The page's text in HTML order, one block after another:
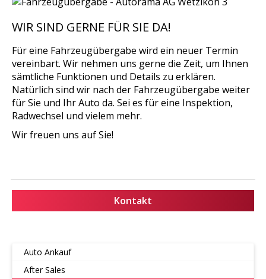
WIR SIND GERNE FÜR SIE DA!
Für eine Fahrzeugübergabe wird ein neuer Termin
vereinbart. Wir nehmen uns gerne die Zeit, um Ihnen
sämtliche Funktionen und Details zu erklären.
Natürlich sind wir nach der Fahrzeugübergabe weiter
für Sie und Ihr Auto da. Sei es für eine Inspektion,
Radwechsel und vielem mehr.
Wir freuen uns auf Sie!
Kontakt
Auto Ankauf
After Sales